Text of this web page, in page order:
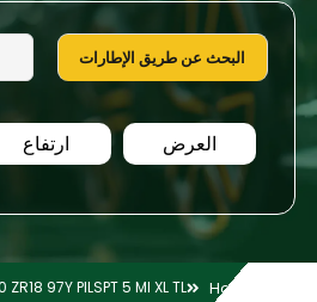
البحث عن طريق الإطارات
العرض ارتفاع
Home
97Y PILSPT 5 MI XL TL